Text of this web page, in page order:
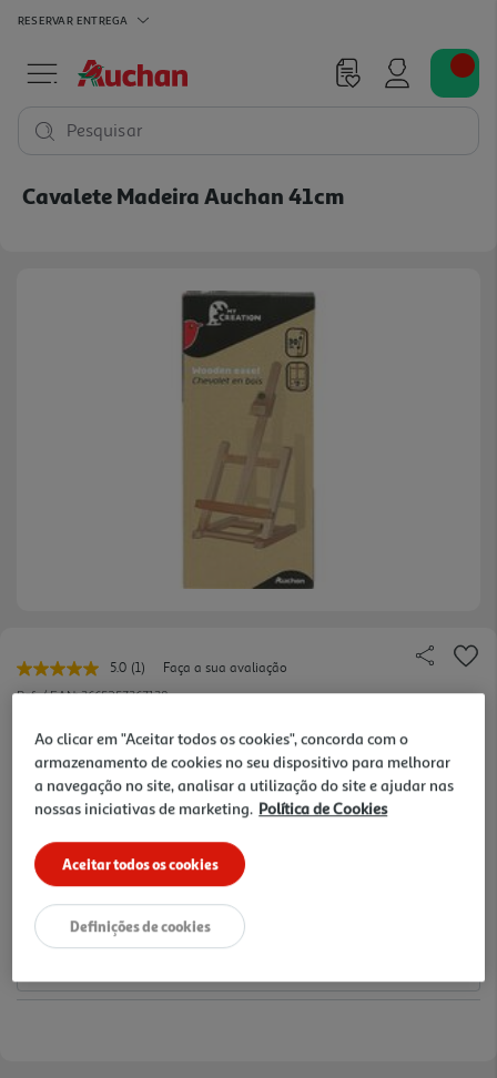
RESERVAR ENTREGA
Pesquisar
Cavalete Madeira Auchan 41cm
5.0 Leu
uma
Link
para
a
mesma
página.
(1)
Faça a sua avaliação
Ref. / EAN:3665257367138
12.49 €/un
Notas de preparação
Ao clicar em "Aceitar todos os cookies", concorda com o
armazenamento de cookies no seu dispositivo para melhorar
a navegação no site, analisar a utilização do site e ajudar nas
nossas iniciativas de marketing. Política de Cookies
Aceitar todos os cookies
Definições de cookies